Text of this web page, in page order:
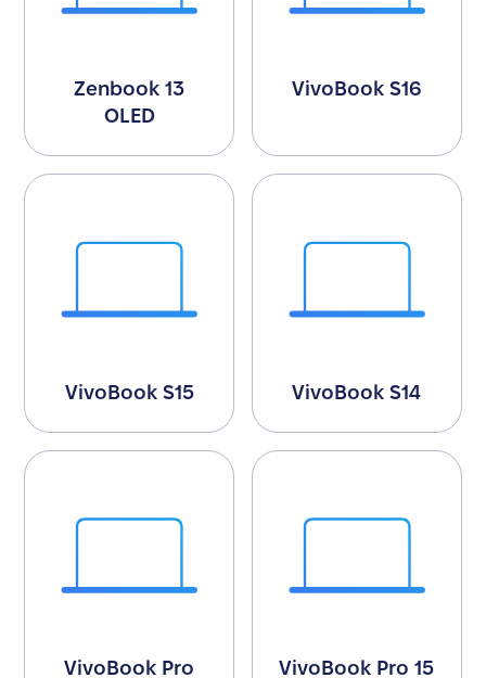
Zenbook 13
OLED
VivoBook S16
VivoBook S15 VivoBook S14
VivoBook Pro VivoBook Pro 15